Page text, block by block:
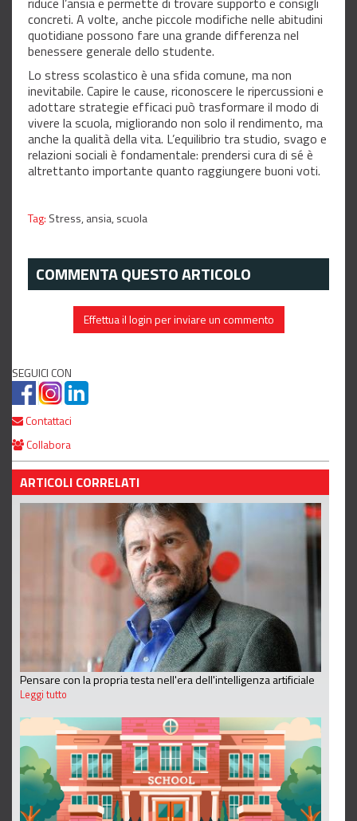
concreti. A volte, anche piccole modifiche nelle abitudini
quotidiane possono fare una grande differenza nel
benessere generale dello studente.
Lo stress scolastico è una sfida comune, ma non
inevitabile. Capire le cause, riconoscere le ripercussioni e
adottare strategie efficaci può trasformare il modo di
vivere la scuola, migliorando non solo il rendimento, ma
anche la qualità della vita. L’equilibrio tra studio, svago e
relazioni sociali è fondamentale: prendersi cura di sé è
altrettanto importante quanto raggiungere buoni voti.
Tag: Stress,ansia,scuola
COMMENTA QUESTO ARTICOLO
Effettua il login per inviare un commento
SEGUICI CON
Contattaci
Collabora
ARTICOLI CORRELATI
Pensare con la propria testa nell'era dell'intelligenza artificiale
Leggi tutto